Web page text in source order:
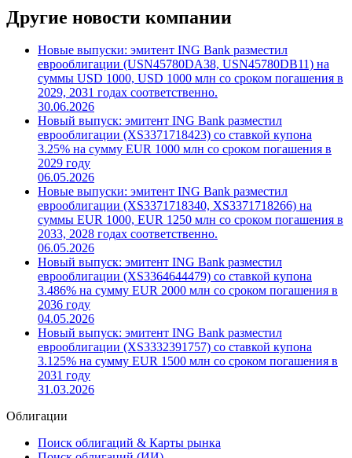
Другие новости компании
Новые выпуски: эмитент ING Bank разместил
еврооблигации (USN45780DA38, USN45780DB11) на
суммы USD 1000, USD 1000 млн со сроком погашения в
2029, 2031 годах соответственно.
30.06.2026
Новый выпуск: эмитент ING Bank разместил
еврооблигации (XS3371718423) со ставкой купона
3.25% на сумму EUR 1000 млн со сроком погашения в
2029 году
06.05.2026
Новые выпуски: эмитент ING Bank разместил
еврооблигации (XS3371718340, XS3371718266) на
суммы EUR 1000, EUR 1250 млн со сроком погашения в
2033, 2028 годах соответственно.
06.05.2026
Новый выпуск: эмитент ING Bank разместил
еврооблигации (XS3364644479) со ставкой купона
3.486% на сумму EUR 2000 млн со сроком погашения в
2036 году
04.05.2026
Новый выпуск: эмитент ING Bank разместил
еврооблигации (XS3332391757) со ставкой купона
3.125% на сумму EUR 1500 млн со сроком погашения в
2031 году
31.03.2026
Облигации
Поиск облигаций & Карты рынка